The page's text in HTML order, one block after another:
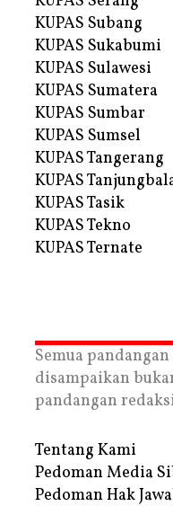
KUPAS Subang
KUPAS Sukabumi
KUPAS Sulawesi
KUPAS Sumatera
KUPAS Sumbar
KUPAS Sumsel
KUPAS Tangerang
KUPAS
KUPAS Tasik
KUPAS Tekno
KUPAS Ternate
Semua
disampaikan
pandangan
Tentang Kami
Pedoman Media
Pedoman Hak